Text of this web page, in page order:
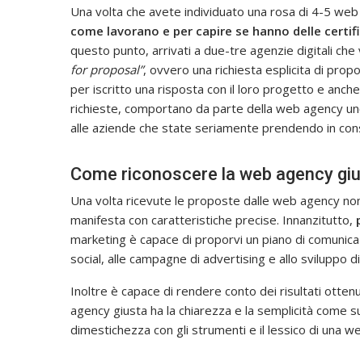
Una volta che avete individuato una rosa di 4-5
come lavorano e per capire se hanno delle
questo punto, arrivati a due-tre agenzie digitali
for proposal”, ovvero una richiesta esplicita di
per iscritto una risposta con il loro progetto e
richieste, comportano da parte della web agency
alle aziende che state seriamente prendendo in
Come riconoscere la web agency
Una volta ricevute le proposte dalle web agency
manifesta con caratteristiche precise. Innanzitutto,
marketing è capace di proporvi un piano di
social, alle campagne di advertising e allo sviluppo
Inoltre è capace di rendere conto dei risultati
agency giusta ha la chiarezza e la semplicità come
dimestichezza con gli strumenti e il lessico di una